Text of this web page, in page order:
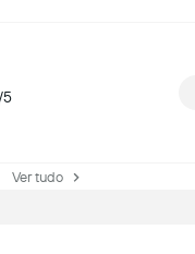
5
Ver tudo